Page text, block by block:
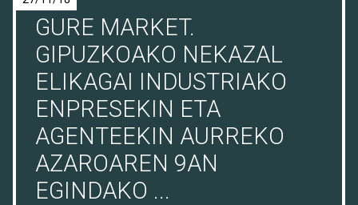
GURE MARKET.
GIPUZKOAKO NEKAZAL
ELIKAGAI INDUSTRIAKO
ENPRESEKIN ETA
AGENTEEKIN AURREKO
AZAROAREN 9AN
EGINDAKO ...